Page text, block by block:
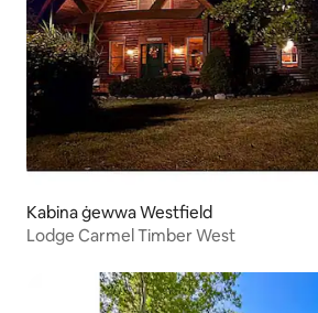
Kabina ġewwa Westfield
Lodge Carmel Timber West